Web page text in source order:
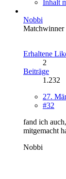
Inhalt
Nobbi
Matchwinner
Erhaltene
2
Beiträge
1.232
27.
#32
fand ich
mitgemacht
Nobbi